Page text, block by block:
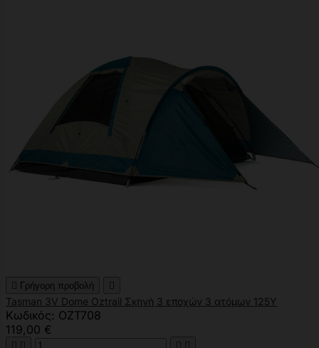
 Γρήγορη προβολή 
Tasman 3V Dome Oztrail Σκηνή 3 εποχών 3 ατόμων 125Υ
Κωδικός: OZT708
119,00 €
   